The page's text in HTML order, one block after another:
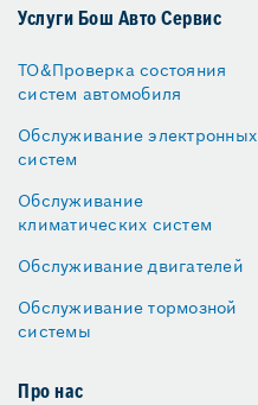
Услуги Бош Авто Сервис
ТО&Проверка состояния
систем автомобиля
Обслуживание электронных
систем
Обслуживание
климатических систем
Обслуживание двигателей
Обслуживание тормозной
системы
Про нас